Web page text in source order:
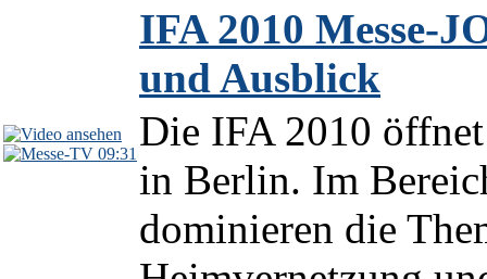
09:31
IFA 2010 Messe-
und Ausblick
Die IFA 2010
in Berlin. Im
dominieren die